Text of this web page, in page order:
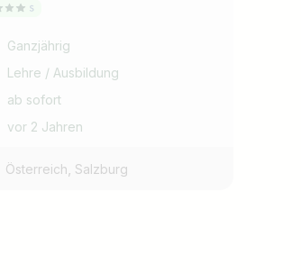
Ganzjährig
Lehre / Ausbildung
ab sofort
vor 2 Jahren
Österreich, Salzburg